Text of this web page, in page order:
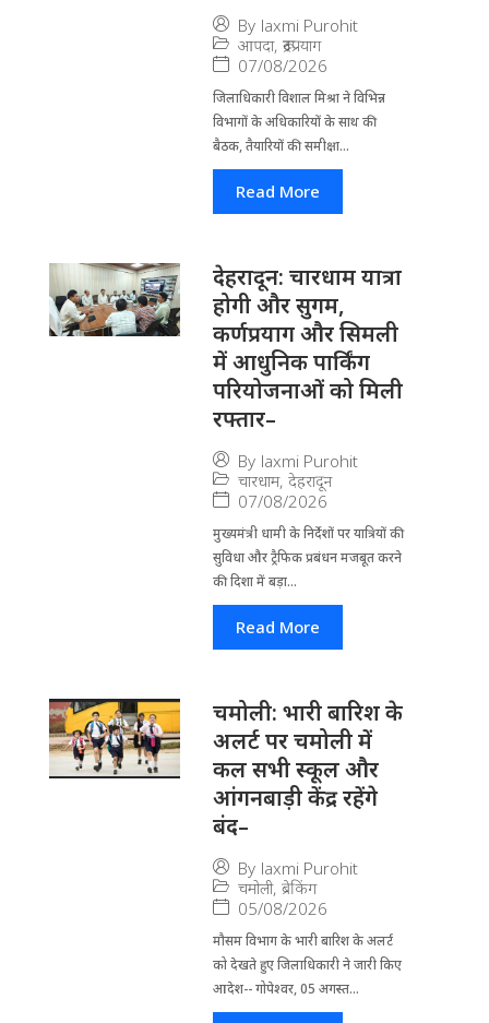
By laxmi Purohit
आपदा, रूद्रप्रयाग
07/08/2026
जिला​धिकारी विशाल मिश्रा ने वि​भिन्न
विभागों के अ​धिकारियों के साथ की
बैठक, तैयारियों की समीक्षा...
Read More
देहरादून: चारधाम यात्रा
होगी और सुगम,
कर्णप्रयाग और सिमली
में आधुनिक पार्किंग
परियोजनाओं को मिली
रफ्तार–
By laxmi Purohit
चारधाम, देहरादून
07/08/2026
मुख्यमंत्री धामी के निर्देशों पर यात्रियों की
सुविधा और ट्रैफिक प्रबंधन मजबूत करने
की दिशा में बड़ा...
Read More
चमोली: भारी बारिश के
अलर्ट पर चमोली में
कल सभी स्कूल और
आंगनबाड़ी केंद्र रहेंगे
बंद–
By laxmi Purohit
चमोली, ब्रेकिंग
05/08/2026
मौसम विभाग के भारी बारिश के अलर्ट
को देखते हुए जिला​धिकारी ने जारी किए
आदेश-- गोपेश्वर, 05 अगस्त...